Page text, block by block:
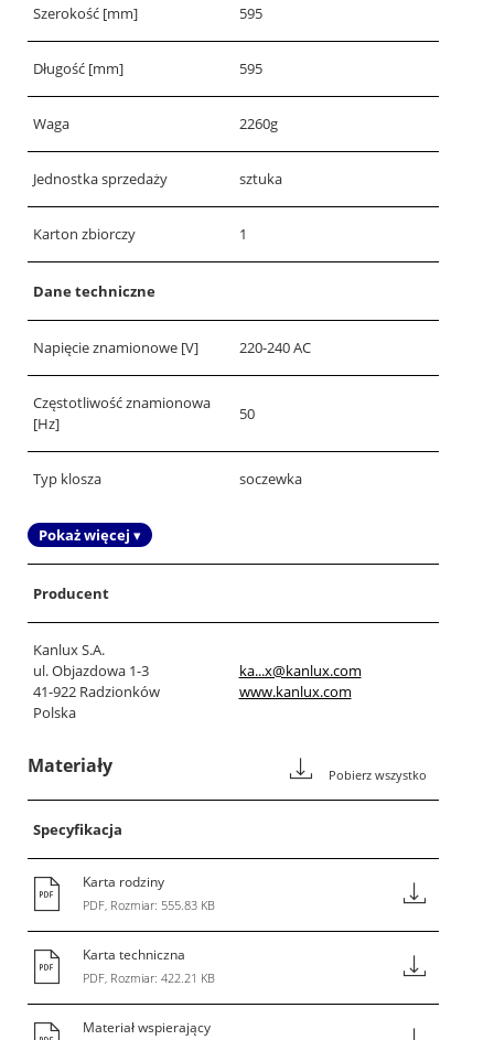
Szerokość [mm] 595
Długość [mm] 595
Waga 2260g
Jednostka sprzedaży sztuka
Karton zbiorczy 1
Dane techniczne
Napięcie znamionowe [V] 220-240 AC
Częstotliwość znamionowa
[Hz]
50
Typ klosza soczewka
Pokaż więcej ▾
Producent
Kanlux S.A.
ul. Objazdowa 1-3
41-922 Radzionków
Polska
ka...x@kanlux.com
www.kanlux.com
Materiały Pobierz wszystko
Specyfikacja
Karta rodziny
PDF, Rozmiar: 555.83 KB
Karta techniczna
PDF, Rozmiar: 422.21 KB
Materiał wspierający